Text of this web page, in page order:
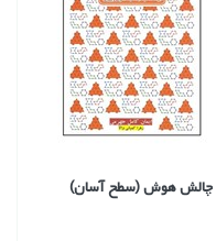
چالش هوش (سطح آسان)